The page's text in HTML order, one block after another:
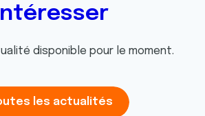
disponible pour le moment.
les actualités